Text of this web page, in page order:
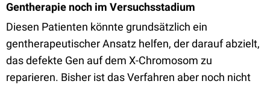
Gentherapie noch im Versuchsstadium
Diesen Patienten könnte grundsätzlich ein
gentherapeutischer Ansatz helfen, der darauf abzielt,
das defekte Gen auf dem X-Chromosom zu
reparieren. Bisher ist das Verfahren aber noch nicht